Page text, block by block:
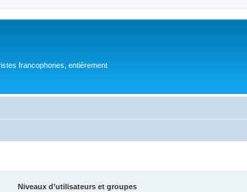
francophones, entièrement
Niveaux d’utilisateurs et groupes